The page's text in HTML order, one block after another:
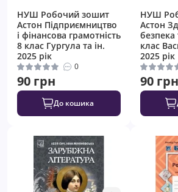
НУШ ​Робочий зошит
Астон Підприємництво
і фінансова грамотність
8 клас Гургула та ін.
2025 рік
0
90 грн
До кошика
НУШ
Астон
клас
2025 рік
90 грн